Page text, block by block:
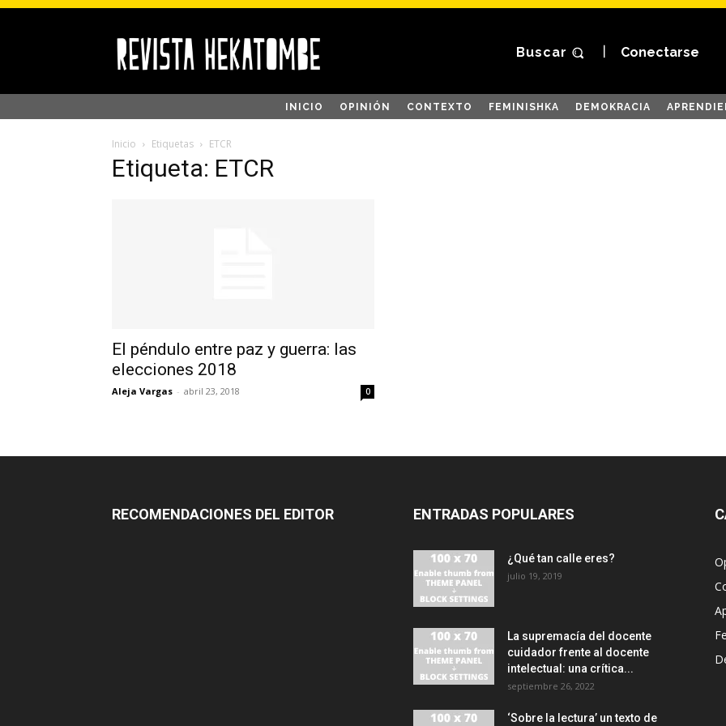
Buscar Conectarse
INICIO OPINIÓN CONTEXTO FEMINISHKA DEMOKRACIA
Inicio Etiquetas ETCR
Etiqueta: ETCR
El péndulo entre paz y guerra: las
elecciones 2018
Aleja Vargas - abril 23, 2018 0
RECOMENDACIONES DEL EDITOR ENTRADAS POPULARES
¿Qué tan calle eres?
julio 19, 2019
La supremacía del docente
cuidador frente al docente
intelectual: una crítica...
septiembre 26, 2022
‘Sobre la lectura’ un texto de